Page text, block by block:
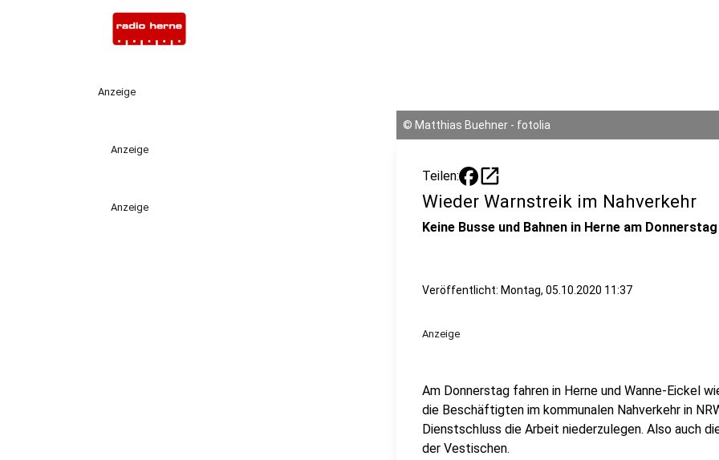
Anzeige
Anzeige
Anzeige
© Matthias Buehner - fotolia
Teilen: open_in_new
Wieder Warnstreik im Nahverkehr
Keine Busse und Bahnen in Herne am Donnerstag
Veröffentlicht: Montag, 05.10.2020 11:37
Anzeige
Am Donnerstag fahren in Herne und Wanne-Eickel
die Beschäftigten im kommunalen Nahverkehr in
Dienstschluss die Arbeit niederzulegen. Also auch
der Vestischen.